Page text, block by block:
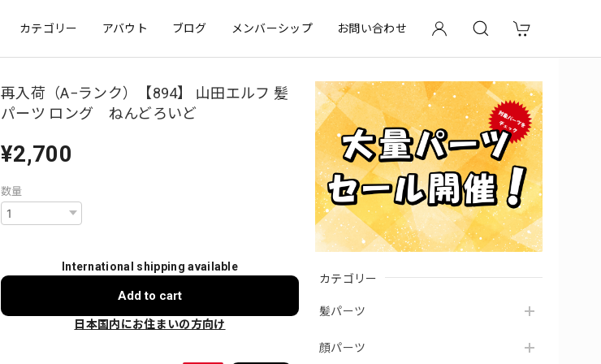
カテゴリー アバウト ブログ メンバーシップ お問い合わせ
カテゴリー
髪パーツ
顔パーツ
再入荷（A−ランク）【894】 山田エルフ 髪
パーツ ロング ねんどろいど
¥2,700
数量
International shipping available
Add to cart
日本国内にお住まいの方向け